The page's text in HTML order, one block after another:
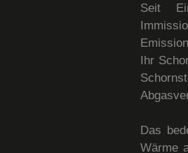
Seit
Ihr
Das
Wärme